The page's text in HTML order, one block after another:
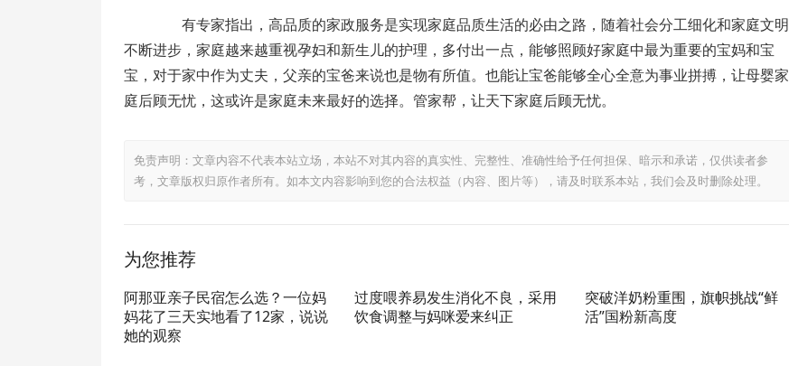
有专家指出，高品质的家政服务是实现家庭品质生活的必由之路，随着社会分工细化和家庭文明
不断进步，家庭越来越重视孕妇和新生儿的护理，多付出一点，能够照顾好家庭中最为重要的宝妈和宝
宝，对于家中作为丈夫，父亲的宝爸来说也是物有所值。也能让宝爸能够全心全意为事业拼搏，让母婴家
庭后顾无忧，这或许是家庭未来最好的选择。管家帮，让天下家庭后顾无忧。
免责声明：文章内容不代表本站立场，本站不对其内容的真实性、完整性、准确性给予任何担保、暗示和承诺，仅供读者参
考，文章版权归原作者所有。如本文内容影响到您的合法权益（内容、图片等），请及时联系本站，我们会及时删除处理。
为您推荐
阿那亚亲子民宿怎么选？一位妈
妈花了三天实地看了12家，说说
她的观察
过度喂养易发生消化不良，采用
饮食调整与妈咪爱来纠正
突破洋奶粉重围，旗帜挑战“鲜
活”国粉新高度